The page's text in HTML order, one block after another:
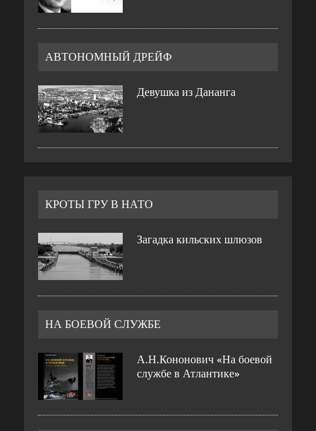
АВТОНОМНЫЙ ДРЕЙФ
Девушка из Дананга
КРОТЫ ГРУ В НАТО
Загадка кильских шлюзов
НА БОЕВОЙ СЛУЖБЕ
А.Н.Кононович «На боевой
службе в Атлантике»